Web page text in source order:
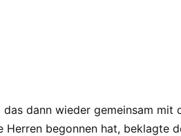
dann wieder gemeinsam mit
begonnen hat, beklagte